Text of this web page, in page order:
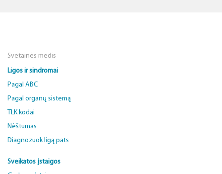
Svetainės medis
Ligos ir sindromai
Pagal ABC
Pagal organų sistemą
TLK kodai
Nėštumas
Diagnozuok ligą pats
Sveikatos įstaigos